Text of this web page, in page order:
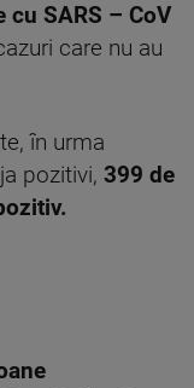
SARS – CoV
care nu au
în urma
pozitivi, 399 de